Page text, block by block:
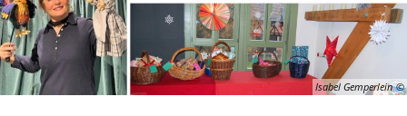
Isabel Gemperlein